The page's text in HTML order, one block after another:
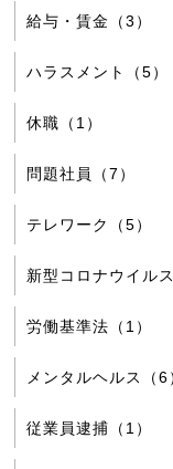
給与・賃金（3）
ハラスメント（5）
休職（1）
問題社員（7）
テレワーク（5）
新型コロナウイル
労働基準法（1）
メンタルヘルス（6
従業員逮捕（1）